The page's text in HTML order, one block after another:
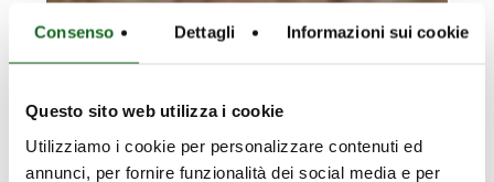
Consenso Dettagli Informazioni sui cookie
Questo sito web utilizza i cookie
Utilizziamo i cookie per personalizzare contenuti ed
annunci, per fornire funzionalità dei social media e per